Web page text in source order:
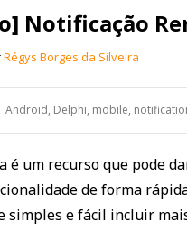
Notificação
Régys Borges da Silveira
Android, Delphi, mobile,
é um recurso que pode
de forma
simples e fácil incluir